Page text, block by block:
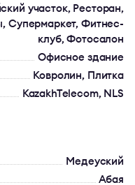
участок, Ресторан,
Супермаркет, Фитнес-
клуб, Фотосалон
Офисное здание
Ковролин, Плитка
KazakhTelecom, NLS
Медеуский
Абая